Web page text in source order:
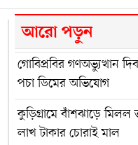
আরো পড়ুন
গোবিপ্রবির গণঅভ্যুত্থান
পচা ডিমের অভিযোগ
কুড়িগ্রামে বাঁশঝাড়ে মিলল
লাখ টাকার চোরাই মাল